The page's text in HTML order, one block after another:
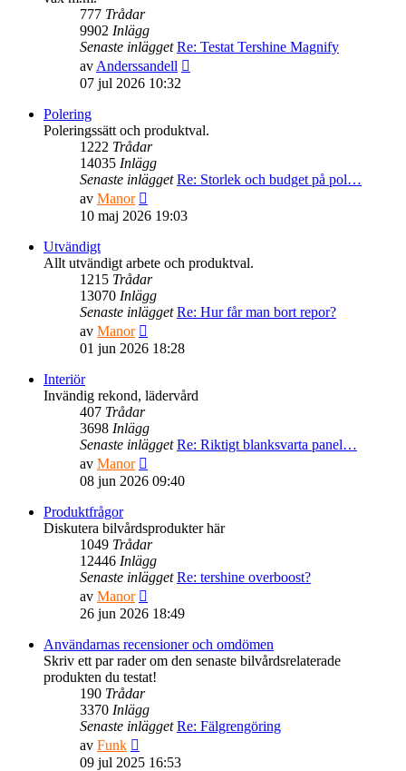
777 Trådar
9902 Inlägg
Senaste inlägget Re: Testat Tershine Magnify
av Anderssandell
inlägget
07 jul 2026 10:32
Polering
Poleringssätt och produktval.
1222 Trådar
14035 Inlägg
Senaste inlägget Re: Storlek och budget på pol…
av Manor
till
inlägget
10 maj 2026 19:03
Utvändigt
Allt utvändigt arbete och produktval.
1215 Trådar
13070 Inlägg
Senaste inlägget Re: Hur får man bort repor?
av Manor
till
inlägget
01 jun 2026 18:28
Interiör
Invändig rekond, lädervård
407 Trådar
3698 Inlägg
Senaste inlägget Re: Riktigt blanksvarta panel…
av Manor
till
inlägget
08 jun 2026 09:40
Produktfrågor
Diskutera bilvårdsprodukter här
1049 Trådar
12446 Inlägg
Senaste inlägget Re: tershine overboost?
av Manor
till
senaste
inlägget
26 jun 2026 18:49
Användarnas recensioner och omdömen
Skriv ett par rader om den senaste bilvårdsrelaterade
produkten du testat!
190 Trådar
3370 Inlägg
Senaste inlägget Re: Fälgrengöring
av Funk
till
09 jul 2025 16:53